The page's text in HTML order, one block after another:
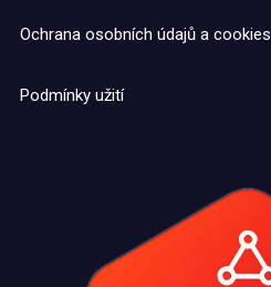
Ochrana osobních údajů a cookies
Podmínky užití